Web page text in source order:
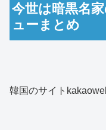
今世は暗黒名
ューまとめ
韓国のサイト